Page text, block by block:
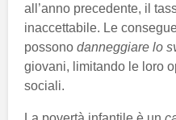
all’anno precedente, il
inaccettabile. Le
possono danneggiare lo
giovani, limitando le loro
sociali.